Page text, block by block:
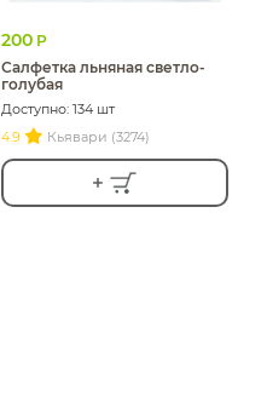
200 Р
Салфетка льняная светло-
голубая
Доступно: 134 шт
4.9
Кьявари (3274)